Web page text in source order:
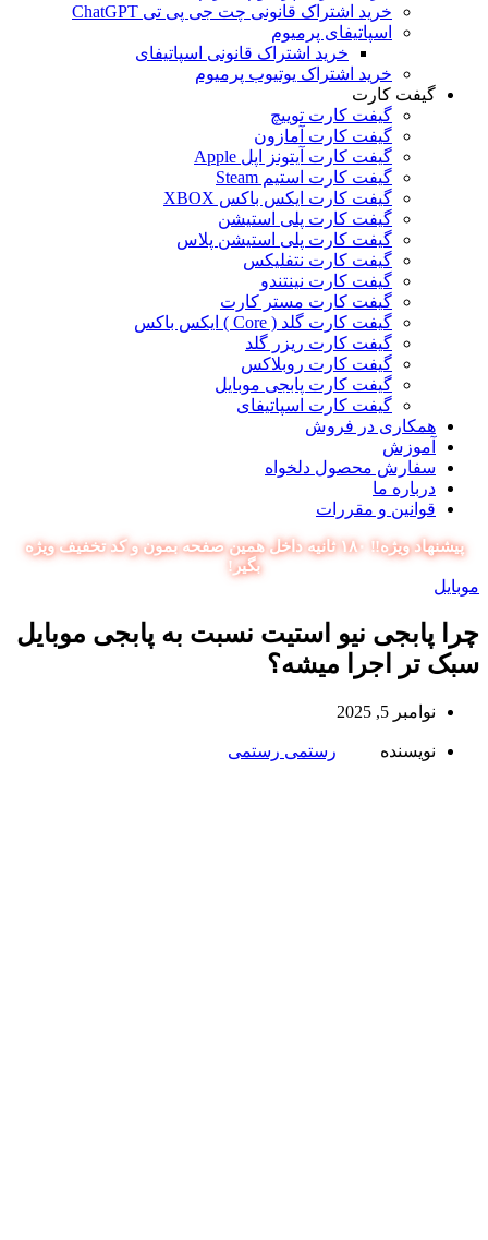
خرید اشتراک قانونی چت جی پی تی ChatGPT
اسپاتیفای پرمیوم
خرید اشتراک قانونی اسپاتیفای
خرید اشتراک یوتیوب پرمیوم
گیفت کارت
گیفت کارت توییچ
گیفت کارت آمازون
گیفت کارت آیتونز اپل Apple
گیفت کارت استیم Steam
گیفت کارت ایکس باکس XBOX
گیفت کارت پلی استیشن
گیفت کارت پلی استیشن پلاس
گیفت کارت نتفلیکس
گیفت کارت نینتندو
گیفت کارت مستر کارت
گیفت کارت گلد ( Core ) ایکس باکس
گیفت کارت ریزر گلد
گیفت کارت روبلاکس
گیفت کارت پابجی موبایل
گیفت کارت اسپاتیفای
همکاری در فروش
آموزش
سفارش محصول دلخواه
درباره ما
قوانین و مقررات
پیشنهاد ویژه‼️ ۱۸۰ ثانیه داخل همین صفحه بمون و کد تخفیف ویژه
بگیر!
موبایل
چرا پابجی نیو استیت نسبت به پابجی موبایل
سبک تر اجرا میشه؟
نوامبر 5, 2025
نویسنده رستمی رستمی